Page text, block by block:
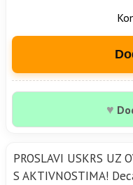
♥
PROSLAVI USКRS UZ
S AКTIVNOSTIMA!